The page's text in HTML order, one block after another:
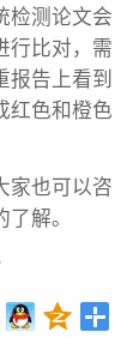
检测论文会
行比对，需
报告上看到
红色和橙色
家也可以咨
解。